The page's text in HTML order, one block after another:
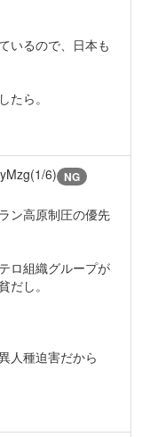
いるので、日本も
たら。
6) NG
ン高原制圧の優先
ロ組織グループが
し。
人種迫害だから